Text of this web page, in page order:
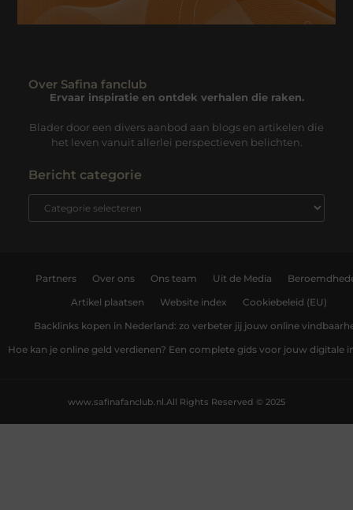
Over Safina fanclub
Ervaar inspiratie en ontdek verhalen die raken.
Blader door een divers aanbod aan blogs en artikelen die
het leven vanuit allerlei perspectieven belichten.
Bericht categorie
Partners Over ons Ons team Uit de Media
Artikel plaatsen Website index Cookiebeleid (EU)
Backlinks kopen in Nederland: zo verbeter jij jouw online
Hoe kan je online geld verdienen? Een complete gids voor jouw digitale
All Rights Reserved © 2025
www.safinafanclub.nl.